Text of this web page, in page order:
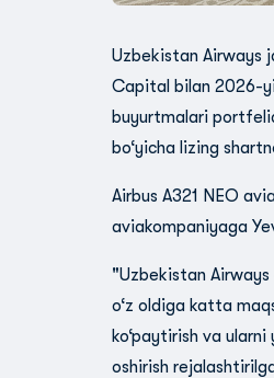
Uzbekistan Airways
Capital bilan 2026-
buyurtmalari
bo‘yicha lizing
Airbus A321 NEO
aviakompaniyaga
"Uzbekistan
o‘z oldiga katta
ko‘paytirish va
oshirish